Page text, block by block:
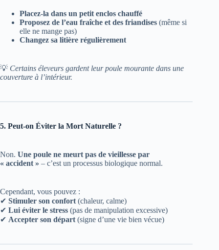
Placez-la dans un petit enclos chauffé
Proposez de l’eau fraîche et des friandises (même si
elle ne mange pas)
Changez sa litière régulièrement
💡 Certains éleveurs gardent leur poule mourante dans une
couverture à l’intérieur.
5. Peut-on Éviter la Mort Naturelle ?
Non. Une poule ne meurt pas de vieillesse par
« accident » – c’est un processus biologique normal.
Cependant, vous pouvez :
✔ Stimuler son confort(chaleur, calme)
✔ Lui éviter le stress (pas de manipulation excessive)
✔ Accepter son départ(signe d’une vie bien vécue)